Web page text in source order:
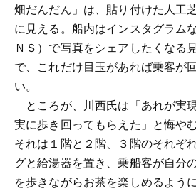
畑だんだん」は、貼り付けた人工
に見える。船内はインスタグラム
ＮＳ）で写真をシェアしたくなる
で、これだけ目玉があれば乗客が
い。
ところが、川西氏は「あれが実
実に歩き回ってもらえた」と悔や
それは１階と２階、３階のそれぞ
グと給湯器を置き、乗船客が自分
を歩きながらお茶を楽しめるよう